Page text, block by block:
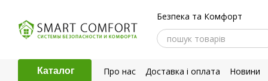
Безпека та Комфорт
Каталог Про нас Доставка і оплата
Новини